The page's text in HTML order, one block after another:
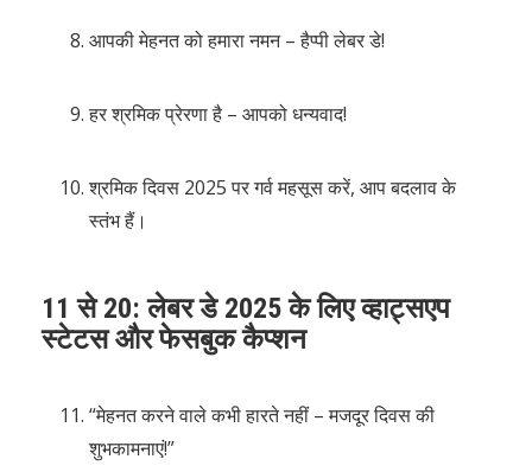
आपकी मेहनत को हमारा नमन – हैप्पी लेबर डे!
हर श्रमिक प्रेरणा है – आपको धन्यवाद!
श्रमिक दिवस 2025 पर गर्व महसूस करें, आप बदलाव के
स्तंभ हैं।
11 से 20: लेबर डे 2025 के लिए व्हाट्सएप
स्टेटस और फेसबुक कैप्शन
“मेहनत करने वाले कभी हारते नहीं – मजदूर दिवस की
शुभकामनाएं!”